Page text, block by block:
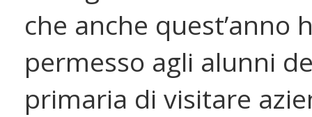
che anche quest’anno
permesso agli alunni
primaria di visitare